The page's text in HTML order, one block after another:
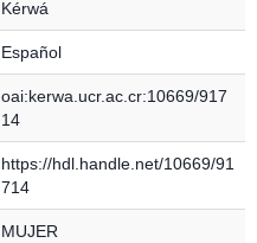
Kérwá
Español
oai:kerwa.ucr.ac.cr:10669/917
14
https://hdl.handle.net/10669/91
714
MUJER